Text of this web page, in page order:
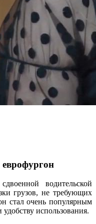
водительской
грузов, не требующих
стал очень популярным
использования.